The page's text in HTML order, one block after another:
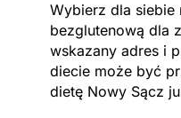
Wybierz dla siebie
bezglutenową dla
wskazany adres i
diecie może być
dietę Nowy Sącz